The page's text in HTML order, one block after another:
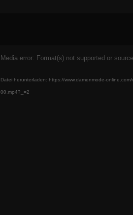
Media error: Format(s) not supported or
Datei herunterladen: https://www.damenmode-
00.mp4?_=2